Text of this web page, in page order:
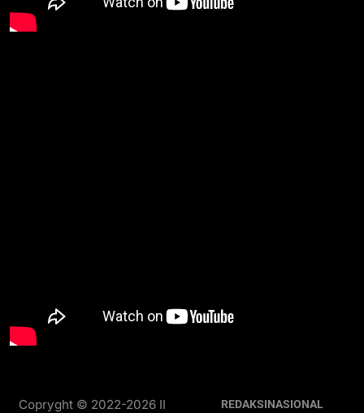
Copryght © 2022-2026 II
REDAKSINASIONAL